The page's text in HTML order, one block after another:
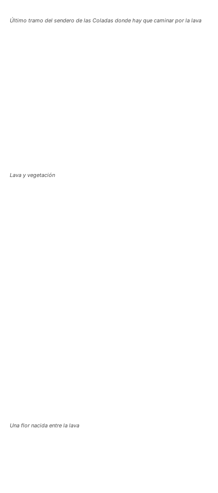
Último tramo del sendero de las Coladas donde hay que caminar por la lava
Lava y vegetación
Una flor nacida entre la lava